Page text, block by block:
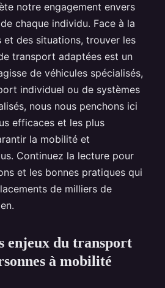
min de lecture
notre engagement envers
chaque individu. Face à la
et des situations, trouver les
transport adaptées est un
de véhicules spécialisés,
individuel ou de systèmes
nous nous penchons ici
efficaces et les plus
la mobilité et
Continuez la lecture pour
et les bonnes pratiques qui
de milliers de
enjeux du transport
à mobilité